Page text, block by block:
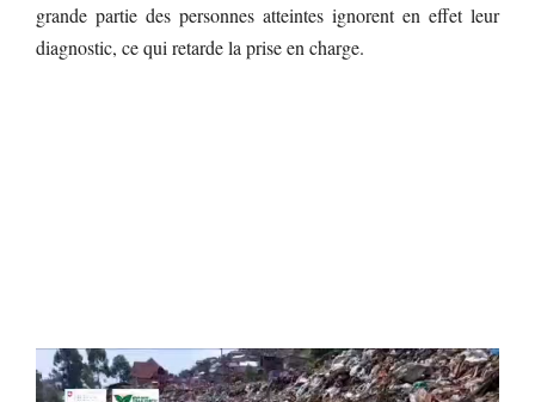
grande partie des personnes atteintes ignorent en effet leur
diagnostic, ce qui retarde la prise en charge.